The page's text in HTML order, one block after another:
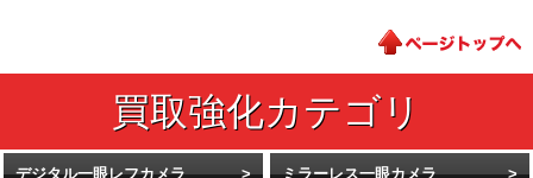
デジタル一眼レフカメラ ミラーレス一眼カメラ